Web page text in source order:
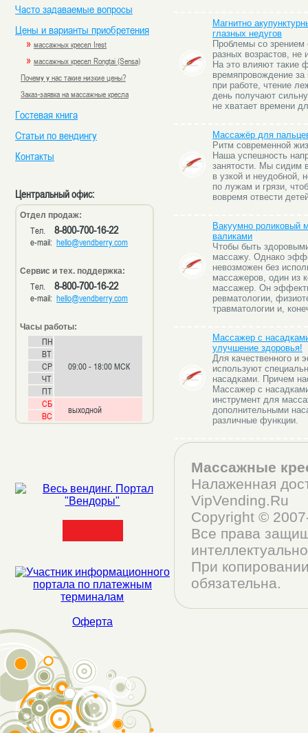
Часто задаваемые вопросы
Цены и варианты приобретения
» массажных кресел Irest
» массажных кресел Rongtai (Sensa)
Почему у нас такие низкие цены?
Заказ-заявка на массажные кресла
Гостевая книга
Статьи по вендингу
Контакты
Центральный офис:
Отдел продаж:
Тел. 8-800-700-16-22
e-mail: hello@vendberry.com
Сервис и тех. поддержка:
Тел. 8-800-700-16-22
e-mail: hello@vendberry.com
Часы работы:
ПН
09:00 - 18:00 МСК
ВТ
СР
ЧТ
ПТ
СБ
выходной
ВС
Оферта
Магнитно
глазных недугов
Проблемы со
разных возрастов,
На это влияют такие
времяпровождение
при работе, чтение
день получают
не хватает времени
Массажёр для
Ритм современной
Наша успешность
занятости. Мы сидим
в узкой и неудобной,
по лужам и грязи,
вовремя отвести
Вакуумно роликовый
валиками
Чтобы быть
массажу. Однако
невозможен без
массажеров, один из
массажер. Он
ревматологии,
травматологии и,
Массажер с
улучшение здоровья!
Для качественного и
используют
насадками. Причем
Массажер с
инструмент для
дополнительными
различные функции.
Массажные
Налаженная
VipVending.Ru
Copyright ©
Все права
При
обязательна.